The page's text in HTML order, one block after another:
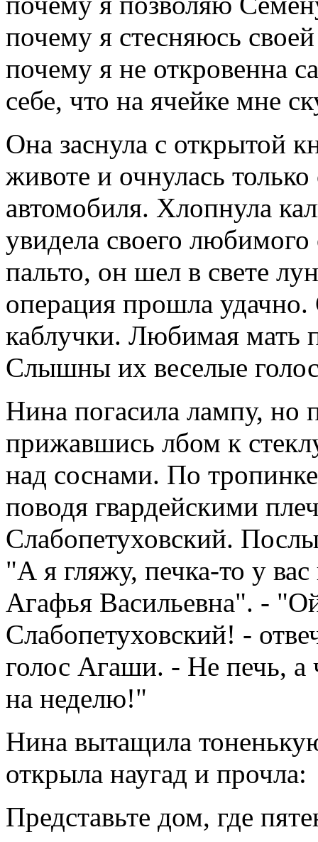
почему я стесняюсь
почему я не откровенна
себе, что на ячейке мне
Она заснула с открытой
животе и очнулась
автомобиля. Хлопнула
увидела своего
пальто, он шел в свете
операция прошла удачно.
каблучки. Любимая мать
Слышны их веселые
Нина погасила лампу, но
прижавшись лбом к
над соснами. По
поводя гвардейскими
Слабопетуховский.
"А я гляжу, печка-то у
Агафья Васильевна". -
Слабопетуховский! -
голос Агаши. - Не печь, а
на неделю!"
Нина вытащила
открыла наугад и прочла:
Представьте дом, где